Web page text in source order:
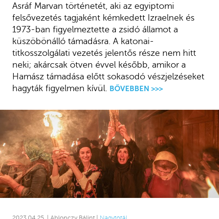
Asráf Marvan történetét, aki az egyiptomi
felsővezetés tagjaként kémkedett Izraelnek és
1973-ban figyelmeztette a zsidó államot a
küszöbönálló támadásra. A katonai-
titkosszolgálati vezetés jelentős része nem hitt
neki; akárcsak ötven évvel később, amikor a
Hamász támadása előtt sokasodó vészjelzéseket
hagyták figyelmen kívül. BŐVEBBEN >>>